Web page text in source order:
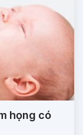
họng có